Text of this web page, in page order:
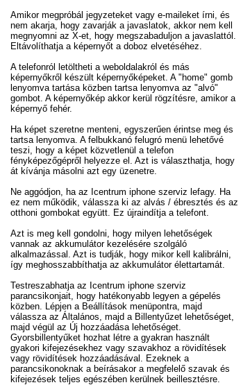
Amikor megpróbál jegyzeteket vagy e-maileket írni, és
nem akarja, hogy zavarják a javaslatok, akkor nem kell
megnyomni az X-et, hogy megszabaduljon a javaslattól.
Eltávolíthatja a képernyőt a doboz elvetéséhez.
A telefonról letöltheti a weboldalakról és más
képernyőkről készült képernyőképeket. A "home" gomb
lenyomva tartása közben tartsa lenyomva az "alvó"
gombot. A képernyőkép akkor kerül rögzítésre, amikor a
képernyő fehér.
Ha képet szeretne menteni, egyszerűen érintse meg és
tartsa lenyomva. A felbukkanó felugró menü lehetővé
teszi, hogy a képet közvetlenül a telefon
fényképezőgépről helyezze el. Azt is választhatja, hogy
át kívánja másolni azt egy üzenetre.
Ne aggódjon, ha az Icentrum iphone szerviz lefagy. Ha
ez nem működik, válassza ki az alvás / ébresztés és az
otthoni gombokat együtt. Ez újraindítja a telefont.
Azt is meg kell gondolni, hogy milyen lehetőségek
vannak az akkumulátor kezelésére szolgáló
alkalmazással. Azt is tudják, hogy mikor kell kalibrálni,
így meghosszabbíthatja az akkumulátor élettartamát.
Testreszabhatja az Icentrum iphone szerviz
parancsikonjait, hogy hatékonyabb legyen a gépelés
közben. Lépjen a Beállítások menüpontra, majd
válassza az Általános, majd a Billentyűzet lehetőséget,
majd végül az Új hozzáadása lehetőséget.
Gyorsbillentyűket hozhat létre a gyakran használt
gyakori kifejezésekhez vagy szavakhoz a rövidítések
vagy rövidítések hozzáadásával. Ezeknek a
parancsikonoknak a beírásakor a megfelelő szavak és
kifejezések teljes egészében kerülnek beillesztésre.